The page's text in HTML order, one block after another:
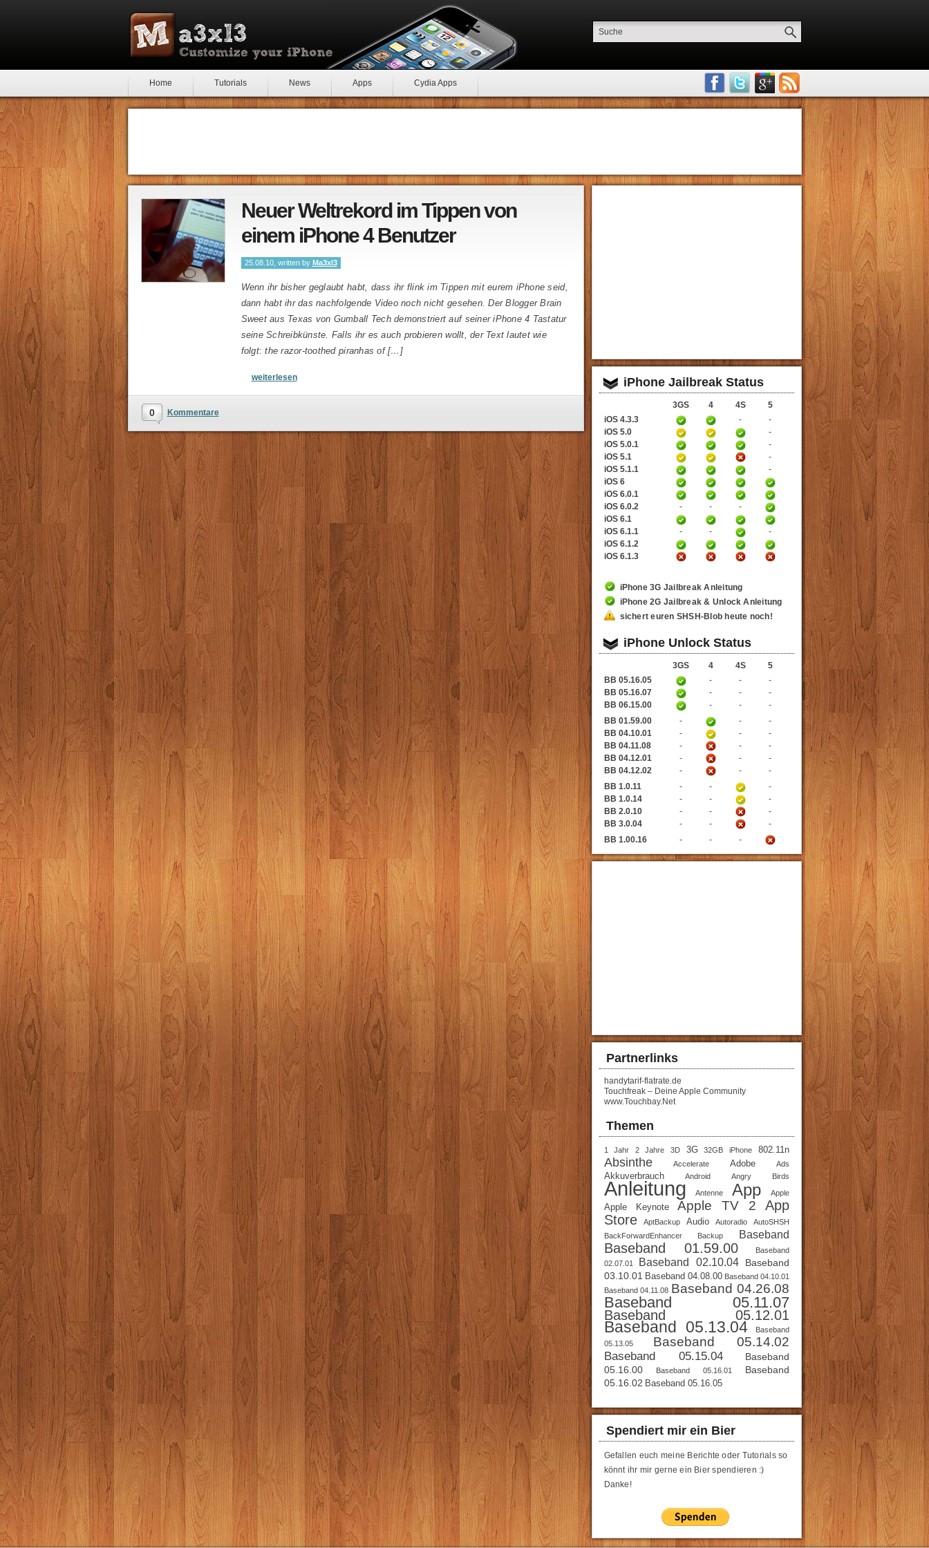
Home Tutorials News Apps Cydia Apps
Neuer Weltrekord im Tippen von
einem iPhone 4 Benutzer
25.08.10, written by Ma3xl3
Wenn ihr bisher geglaubt habt, dass ihr flink im Tippen mit eurem iPhone seid,
dann habt ihr das nachfolgende Video noch nicht gesehen. Der Blogger Brain
Sweet aus Texas von Gumball Tech demonstriert auf seiner iPhone 4 Tastatur
seine Schreibkünste. Falls ihr es auch probieren wollt, der Text lautet wie
folgt: the razor-toothed piranhas of […]
weiterlesen
0 Kommentare
iPhone Jailbreak Status
3GS 4 4S
5
iOS 4.3.3
-
-
iOS 5.0
-
iOS 5.0.1
-
iOS 5.1
-
iOS 5.1.1
-
iOS 6
iOS 6.0.1
iOS 6.0.2
- -
-
iOS 6.1
iOS 6.1.1
- -
-
iOS 6.1.2
iOS 6.1.3
iPhone 3G Jailbreak Anleitung
iPhone 2G Jailbreak & Unlock Anleitung
sichert euren SHSH-Blob heute noch!
iPhone Unlock Status
3GS 4 4S
5
BB 05.16.05
- -
-
BB 05.16.07
- -
-
BB 06.15.00
- -
-
BB 01.59.00
- -
-
BB 04.10.01
- -
-
BB 04.11.08
- -
-
BB 04.12.01
- -
-
BB 04.12.02
- -
-
BB 1.0.11
- -
-
BB 1.0.14
- -
-
BB 2.0.10
- -
-
BB 3.0.04
- -
-
BB 1.00.16
- - -
Partnerlinks
handytarif-flatrate.de
Touchfreak – Deine Apple Community
www.Touchbay.Net
Themen
1 Jahr 2 Jahre 3D 3G 32GB iPhone 802.11n
Absinthe Accelerate Adobe Ads
Akkuverbrauch Android Angry Birds
Anleitung Antenne App Apple
Apple Keynote Apple TV 2
App
Store
AptBackup Audio Autoradio
AutoSHSH
BackForwardEnhancer
Backup Baseband
Baseband 01.59.00
Baseband
02.07.01
Baseband 02.10.04
Baseband
03.10.01 Baseband 04.08.00 Baseband 04.10.01
Baseband 04.11.08 Baseband 04.26.08
Baseband 05.11.07
Baseband 05.12.01
Baseband 05.13.04
Baseband
05.13.05
Baseband 05.14.02
Baseband 05.15.04
Baseband
05.16.00
Baseband 05.16.01
Baseband
05.16.02 Baseband 05.16.05
Spendiert mir ein Bier
Gefallen euch meine Berichte oder Tutorials so
könnt ihr mir gerne ein Bier spendieren :)
Danke!